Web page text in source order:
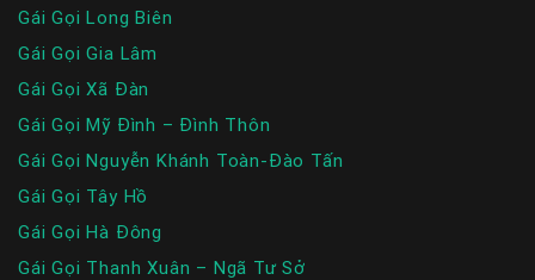
Gái Gọi Long Biên
Gái Gọi Gia Lâm
Gái Gọi Xã Đàn
Gái Gọi Mỹ Đình – Đình Thôn
Gái Gọi Nguyễn Khánh Toàn-Đào Tấn
Gái Gọi Tây Hồ
Gái Gọi Hà Đông
Gái Gọi Thanh Xuân – Ngã Tư Sở